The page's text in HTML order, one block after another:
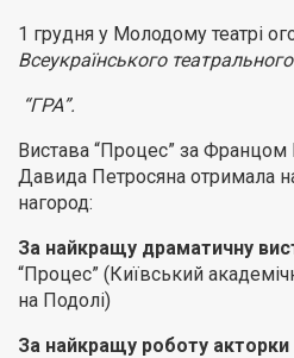
1 грудня у Молодому театрі
Всеукраїнського
“ГРА”.
Вистава “Процес” за
Давида Петросяна отримала
нагород:
За найкращу драматичну
“Процес” (Київський
на Подолі)
За найкращу роботу акторки